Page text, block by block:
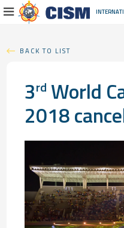
BACK TO LIST
3rd World
2018